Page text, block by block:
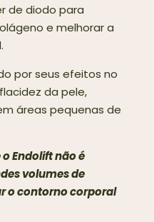
de diodo para
e melhorar a
por seus efeitos no
da pele,
áreas pequenas de
Endolift não é
volumes de
o contorno corporal